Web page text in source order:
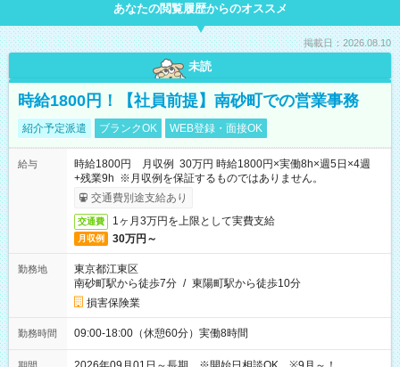
あなたの閲覧履歴からのオススメ
掲載日：2026.08.10
未読
時給1800円！【社員前提】南砂町での営業事務
紹介予定派遣 ブランクOK WEB登録・面接OK
給与
時給1800円 月収例 30万円 時給1800円×実働8h×週5日×4週
+残業9h ※月収例を保証するものではありません。
交通費別途支給あり
交通費 1ヶ月3万円を上限として実費支給
月収例 30万円～
勤務地
東京都江東区
南砂町駅から徒歩7分 / 東陽町駅から徒歩10分
損害保険業
勤務時間 09:00-18:00（休憩60分）実働8時間